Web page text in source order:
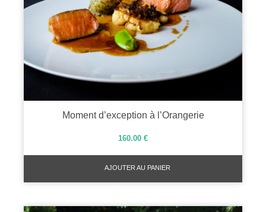
Moment d’exception à l’Orangerie
160.00 €
AJOUTER AU PANIER